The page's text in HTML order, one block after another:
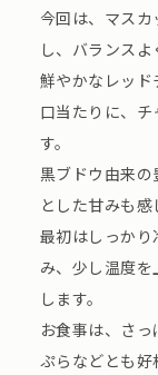
今回は、マス
し、バランスよ
鮮やかなレッド
口当たりに、
す。
黒ブドウ由来の
とした甘みも感
最初はしっか
み、少し温度
します。
お食事は、さ
ぷらなどとも好